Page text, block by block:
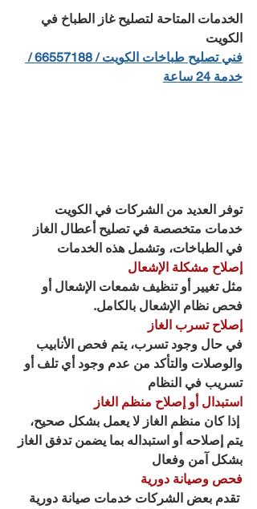
الخدمات المتاحة لتصليح غاز الطباخ في
الكويت
فني تصليح طباخات الكويت / 66557188 /
خدمة 24 ساعة
توفر العديد من الشركات في الكويت
خدمات متخصصة في تصليح أعطال الغاز
في الطباخات، وتشمل هذه الخدمات
إصلاح مشكلة الإشعال
مثل تغيير أو تنظيف شمعات الإشعال أو
فحص نظام الإشعال بالكامل.
إصلاح تسرب الغاز
في حال وجود تسرب، يتم فحص الأنابيب
والوصلات والتأكد من عدم وجود أي تلف أو
تسريب في النظام
استبدال أو إصلاح منظم الغاز
إذا كان منظم الغاز لا يعمل بشكل صحيح،
يتم إصلاحه أو استبداله بما يضمن تدفق الغاز
بشكل آمن وفعال
فحص وصيانة دورية
تقدم بعض الشركات خدمات صيانة دورية